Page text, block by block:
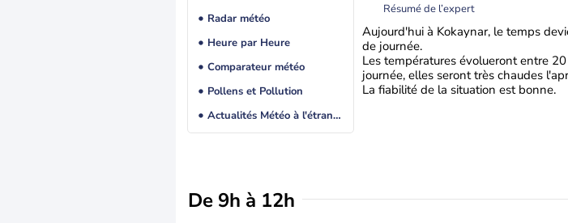
Radar météo
Heure par Heure
Comparateur météo
Pollens et Pollution
Actualités Météo à l'étranger
Résumé de l’expert
Aujourd'hui à Kokaynar, le temps
de journée.
Les températures évolueront entre
journée, elles seront très chaudes
La fiabilité de la situation est bonne.
De 9h à 12h